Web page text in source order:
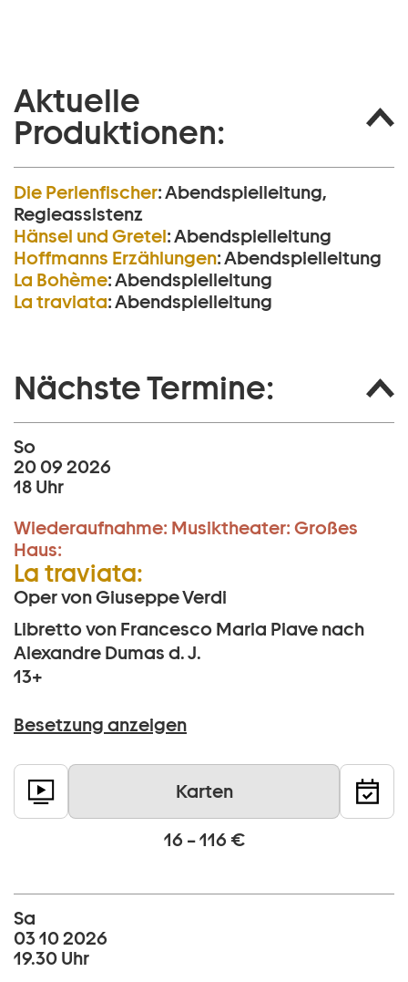
Aktuelle
Produktionen:
Die Perlen­fischer:Abendspielleitung,
Regieassistenz
Hänsel und Gretel:Abendspielleitung
Hoffmanns Erzählungen:Abendspielleitung
La Bohème:Abendspielleitung
La traviata:Abendspielleitung
Nächste Termine:
So
20 09 2026
18 Uhr
Wiederaufnahme: Musiktheater: Großes
Haus:
La traviata:
Oper von Giuseppe Verdi
Libretto von Francesco Maria Piave nach
Alexandre Dumas d. J.
13+
Besetzung anzeigen
Karten
16 – 116 €
Sa
03 10 2026
19.30 Uhr